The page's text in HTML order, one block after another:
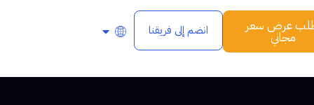
عرض سعر
مجاني انضم إلى فريقنا